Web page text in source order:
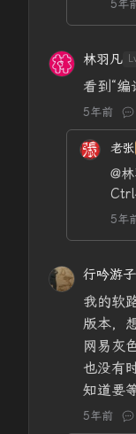
5年
林羽凡
看到“编
5年前
老张
@
5年
行吟游子
我的软
版本，
网易灰
也没有
知道要
5年前